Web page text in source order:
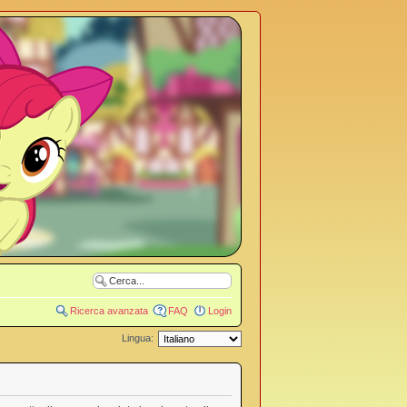
Ricerca avanzata FAQ Login
Lingua: